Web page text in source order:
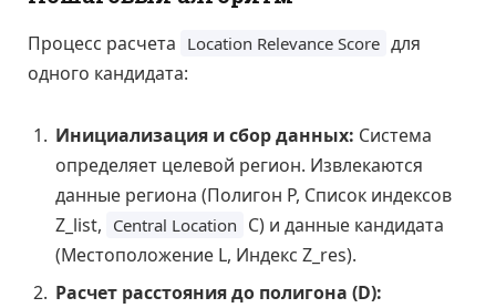
Процесс расчета Location Relevance Score для
одного кандидата:
Инициализация и сбор данных: Система
определяет целевой регион. Извлекаются
данные региона (Полигон P, Список индексов
Z_list, Central Location C) и данные кандидата
(Местоположение L, Индекс Z_res).
Расчет расстояния до полигона (D):